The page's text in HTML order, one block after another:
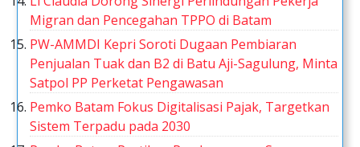
Migran dan Pencegahan TPPO di Batam
PW-AMMDI Kepri Soroti Dugaan Pembiaran
Penjualan Tuak dan B2 di Batu Aji-Sagulung, Minta
Satpol PP Perketat Pengawasan
Pemko Batam Fokus Digitalisasi Pajak, Targetkan
Sistem Terpadu pada 2030